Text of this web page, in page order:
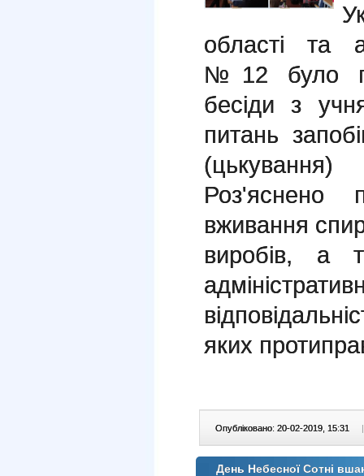
області та
№12 було
бесіди з
питань
Роз'яснено
вживання
виробів, а
яких
Опубліковано: 20-02-2019, 15:31 |
День Небесної Сотні